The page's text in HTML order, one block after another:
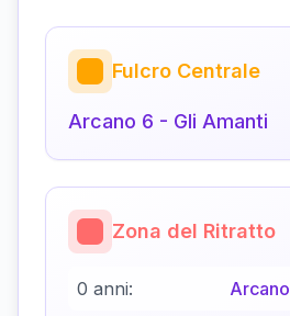
Fulcro Centrale
Arcano 6 - Gli Amanti
Zona del Ritratto
0 anni: Arcano